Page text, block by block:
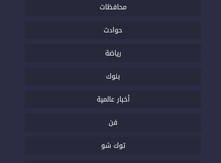
محافظات
حوادث
رياضة
بنوك
أخبار عالمية
فن
توك شو